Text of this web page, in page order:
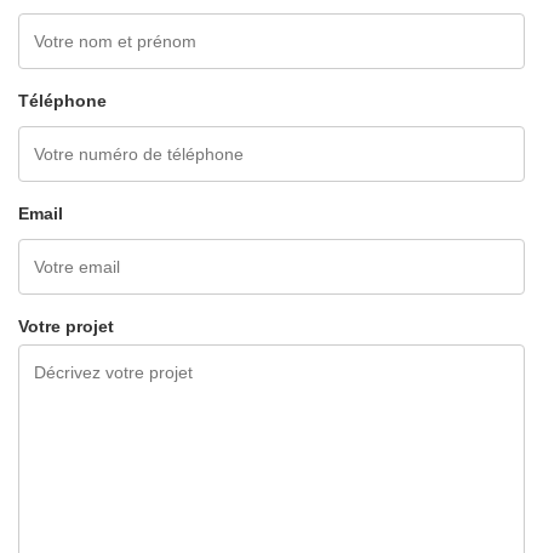
Téléphone
Email
Votre projet